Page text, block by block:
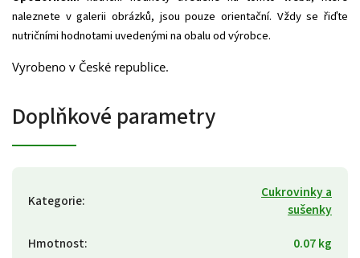
naleznete v galerii obrázků, jsou pouze orientační. Vždy se řiďte
nutričními hodnotami uvedenými na obalu od výrobce.
Vyrobeno v České republice.
Doplňkové parametry
Kategorie:
Cukrovinky a
sušenky
Hmotnost:
0.07 kg